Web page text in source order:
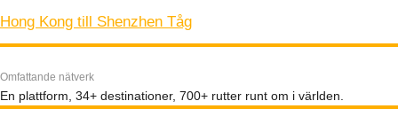
Hong Kong till Shenzhen Tåg
Omfattande nätverk
En plattform, 34+ destinationer, 700+ rutter runt om i världen.